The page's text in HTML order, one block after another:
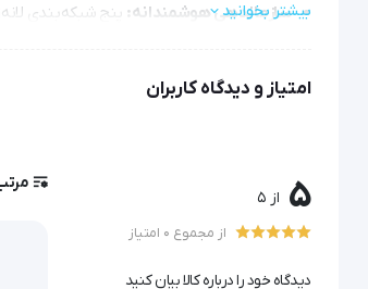
سازماندهی هوشمندانه: پنج شبکه‌بندی
جنس : برزنت ضد آب
دارای 5 شبکه بندی لانه زنبوری
بیشتر بخوانید
امتیاز و دیدگاه کاربران
5 از 5
از مجموع 0 امتیاز
دیدگاه خود را درباره کالا بیان کنید